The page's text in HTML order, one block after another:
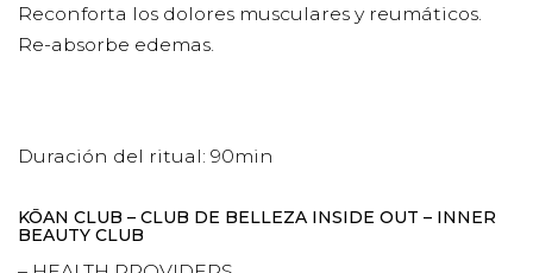
Reconforta los dolores musculares y reumáticos.
Re-absorbe edemas.
Duración del ritual: 90min
KŌAN CLUB – CLUB DE BELLEZA INSIDE OUT – INNER
BEAUTY CLUB